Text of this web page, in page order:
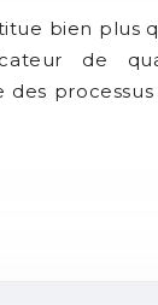
bien plus
de